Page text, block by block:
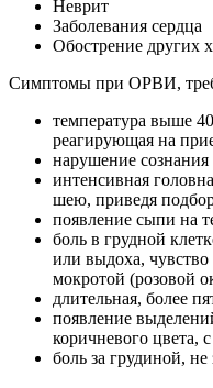
Неврит
Заболевания сердца
Обострение других
Симптомы при ОРВИ,
температура выше
реагирующая на
нарушение
интенсивная
шею, приведя
появление сыпи на
боль в грудной
или выдоха, чувство
мокротой (розовой
длительная, более
появление
коричневого цвета,
боль за грудиной,